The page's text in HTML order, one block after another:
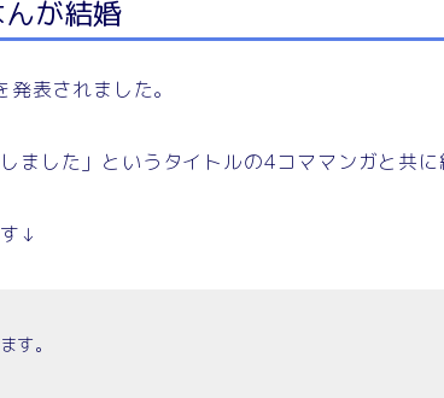
が結婚
表されました。
ました」というタイトルの4コママンガと共に
↓
す。